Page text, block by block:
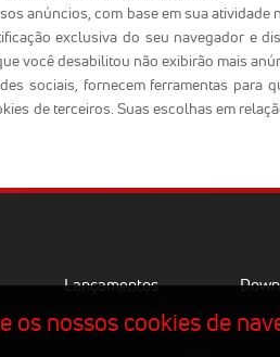
anúncios, com base em sua
exclusiva do seu navegador e
você desabilitou não exibirão mais
sociais, fornecem ferramentas
de terceiros. Suas escolhas em
Lançamentos
os nossos cookies de